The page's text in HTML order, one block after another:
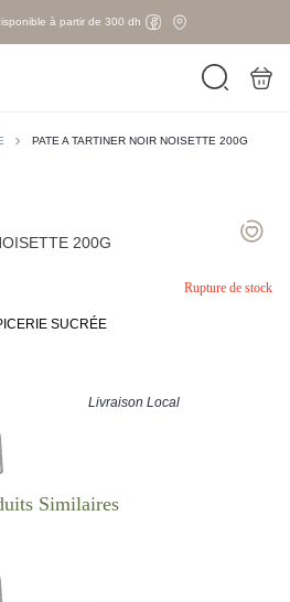
à partir de 300 dh
PATE A TARTINER NOIR NOISETTE 200G
200G
Rupture de stock
SUCRÉE
Livraison Local